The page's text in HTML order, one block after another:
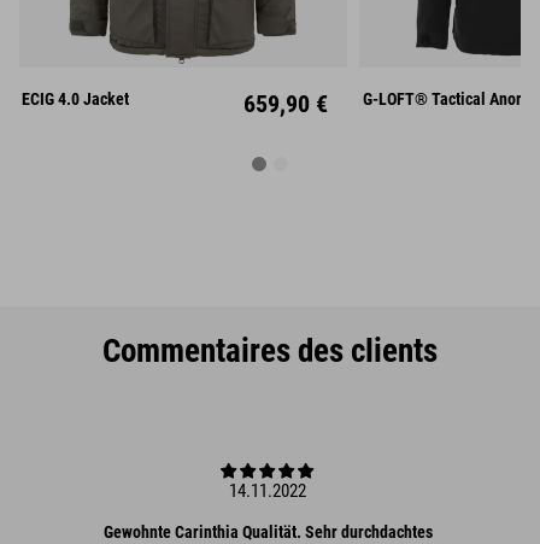
L
XL
ECIG 4.0 Jacket 659,90 € XL
G-LOFT® Tactical Anorak
Commentaires des clients
14.11.2022
Gewohnte Carinthia Qualität. Sehr durchdachtes